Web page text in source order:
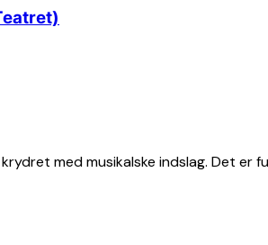
med musikalske indslag. Det er